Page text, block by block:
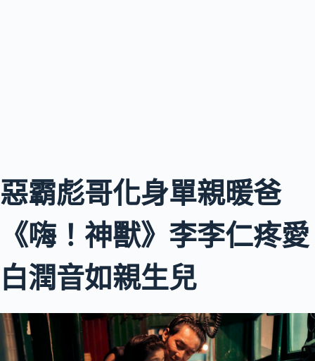
惡霸彪哥化身單親暖爸
《嗨！神獸》李李仁疼愛
白潤音如親生兒